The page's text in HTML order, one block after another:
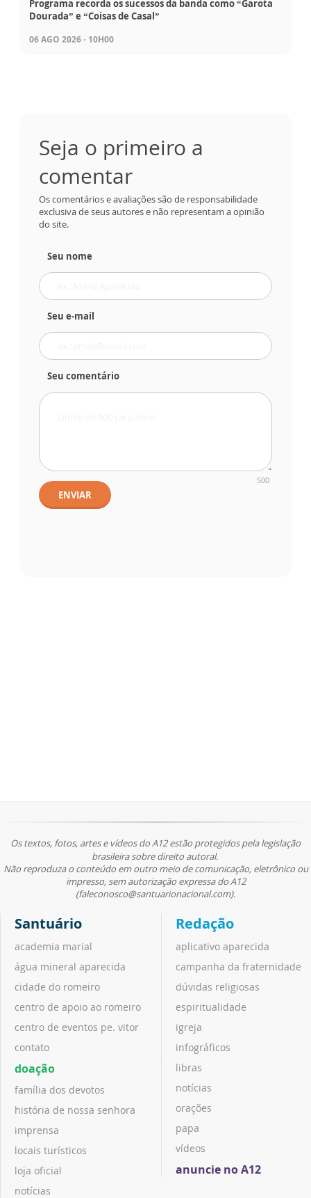
Programa recorda os sucessos da banda como “Garota
Dourada” e “Coisas de Casal”
06 AGO 2026 - 10H00
Seja o primeiro a
comentar
Os comentários e avaliações são de responsabilidade
exclusiva de seus autores e não representam a opinião
do site.
Seu nome
Seu e-mail
Seu comentário
500
ENVIAR
Os textos, fotos, artes e vídeos do A12 estão protegidos pela legislação
brasileira sobre direito autoral.
Não reproduza o conteúdo em outro meio de comunicação, eletrônico ou
impresso, sem autorização expressa do A12
(faleconosco@santuarionacional.com).
Santuário
academia marial
água mineral aparecida
cidade do romeiro
centro de apoio ao romeiro
centro de eventos pe. vitor
contato
doação
família dos devotos
história de nossa senhora
imprensa
locais turísticos
loja oficial
notícias
Redação
aplicativo aparecida
campanha da fraternidade
dúvidas religiosas
espiritualidade
igreja
infográficos
libras
notícias
orações
papa
vídeos
anuncie no A12